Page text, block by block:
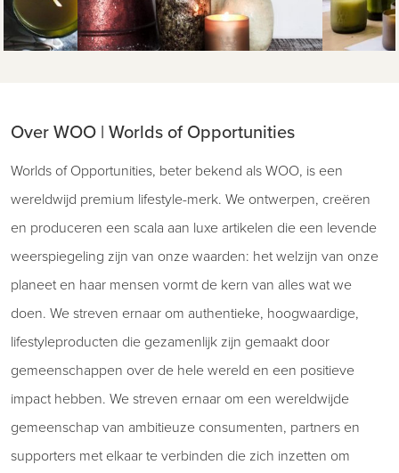
Over WOO | Worlds of Opportunities
Worlds of Opportunities, beter bekend als WOO, is een
wereldwijd premium lifestyle-merk. We ontwerpen, creëren
en produceren een scala aan luxe artikelen die een levende
weerspiegeling zijn van onze waarden: het welzijn van onze
planeet en haar mensen vormt de kern van alles wat we
doen. We streven ernaar om authentieke, hoogwaardige,
lifestyleproducten die gezamenlijk zijn gemaakt door
gemeenschappen over de hele wereld en een positieve
impact hebben. We streven ernaar om een wereldwijde
gemeenschap van ambitieuze consumenten, partners en
supporters met elkaar te verbinden die zich inzetten om